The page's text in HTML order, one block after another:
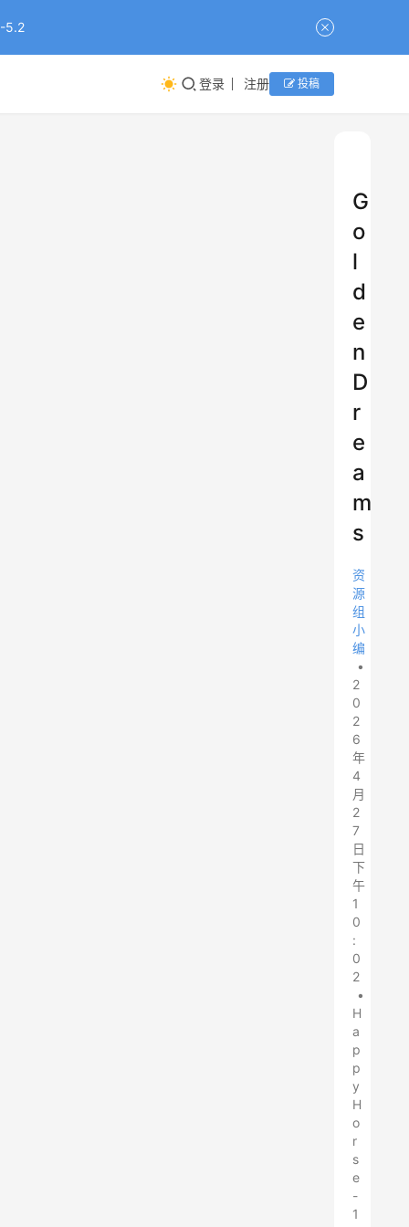
5.2
登录 注册 投稿
G
o
l
d
e
n
D
r
e
a
m
s
资
源
组
小
编
•
2
0
2
6
年
4
月
2
7
日
下
午
1
0
:
0
2
•
H
a
p
p
y
H
o
r
s
e
-
1